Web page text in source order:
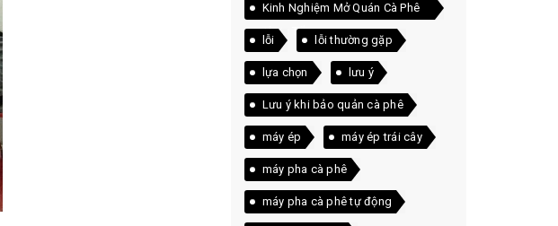
Kinh Nghiệm Mở Quán Cà Phê
Thực Tế
lỗi lỗi thường gặp
lựa chọn lưu ý
Lưu ý khi bảo quản cà phê
máy ép máy ép trái cây
máy pha cà phê
máy pha cà phê tự động